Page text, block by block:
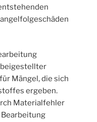
Mängel, die sich
ergeben.
Materialfehler